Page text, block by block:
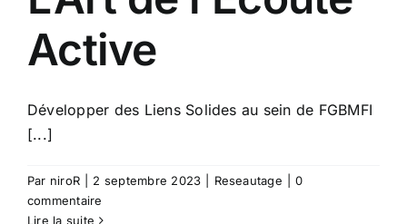
Active
Développer des Liens Solides au sein de FGBMFI
[...]
Par niroR 2 septembre 2023 Reseautage
0
commentaire
Lire la suite